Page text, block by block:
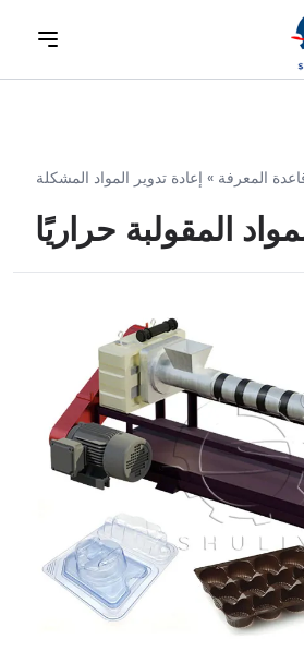
المعرفة » إعادة تدوير المواد المشكلة
المقولبة حراريًا